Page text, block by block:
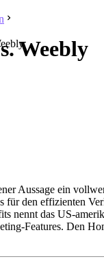
Weebly
Aussage ein
für den effizienten
nennt das US-
Features. Den